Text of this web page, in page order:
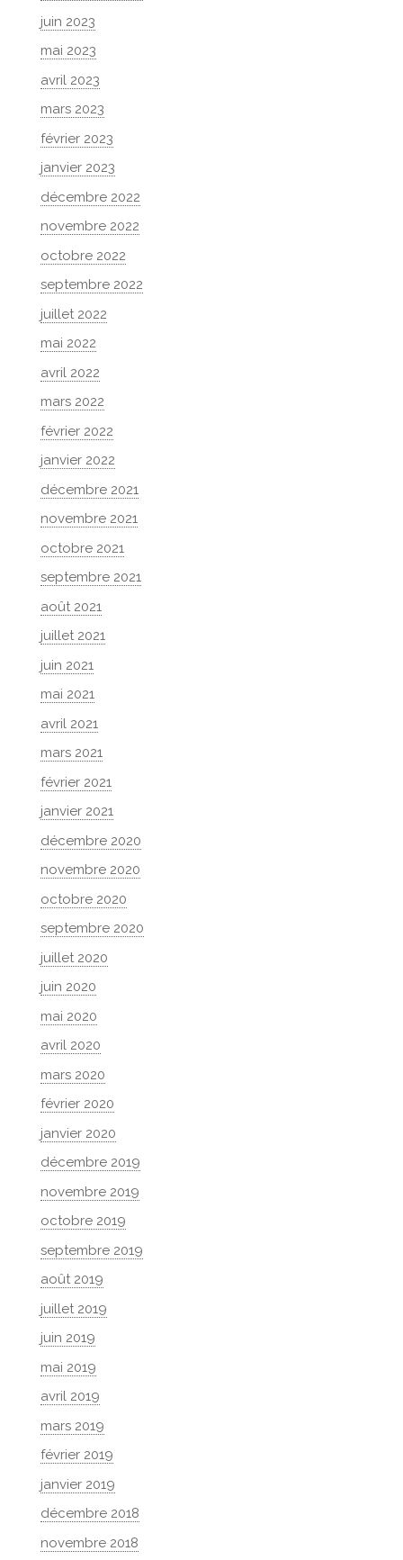
juin 2023
mai 2023
avril 2023
mars 2023
février 2023
janvier 2023
décembre 2022
novembre 2022
octobre 2022
septembre 2022
juillet 2022
mai 2022
avril 2022
mars 2022
février 2022
janvier 2022
décembre 2021
novembre 2021
octobre 2021
septembre 2021
août 2021
juillet 2021
juin 2021
mai 2021
avril 2021
mars 2021
février 2021
janvier 2021
décembre 2020
novembre 2020
octobre 2020
septembre 2020
juillet 2020
juin 2020
mai 2020
avril 2020
mars 2020
février 2020
janvier 2020
décembre 2019
novembre 2019
octobre 2019
septembre 2019
août 2019
juillet 2019
juin 2019
mai 2019
avril 2019
mars 2019
février 2019
janvier 2019
décembre 2018
novembre 2018